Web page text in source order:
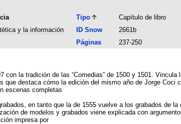
Tipo
Capítulo de libro
y la información ID Snow
2661b
Páginas
237-250
la tradición de las “Comedias” de 1500 y 1501. Vincula
que destaca cómo la edición del mismo año de Jorge Coci
escenas completas
en tanto que la de 1555 vuelve a los grabados de la
de modelos y grabados viene explicada con
impresa por